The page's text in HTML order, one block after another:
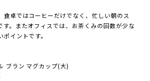
食卓ではコーヒーだけでなく、忙しい朝のス
す。またオフィスでは、お茶くみの回数が少な
イントです。
ブラン マグカップ(大)